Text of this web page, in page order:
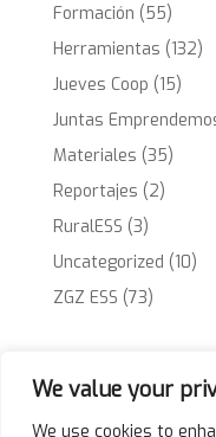
We value your
We use cookies to
Formación (55)
Herramientas (132)
Jueves Coop (15)
Juntas
Materiales (35)
Reportajes (2)
RuralESS (3)
Uncategorized (10)
ZGZ ESS (73)